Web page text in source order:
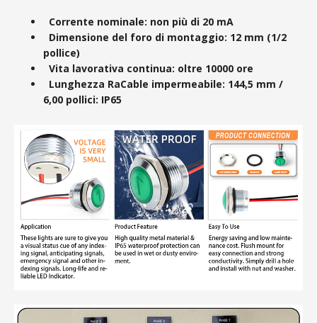
Corrente nominale: non più di 20 mA
Dimensione del foro di montaggio: 12 mm (1/2
pollice)
Vita lavorativa continua: oltre 10000 ore
Lunghezza RaCable impermeabile: 144,5 mm /
6,00 pollici: IP65